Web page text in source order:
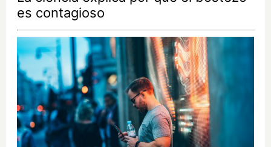
es contagioso